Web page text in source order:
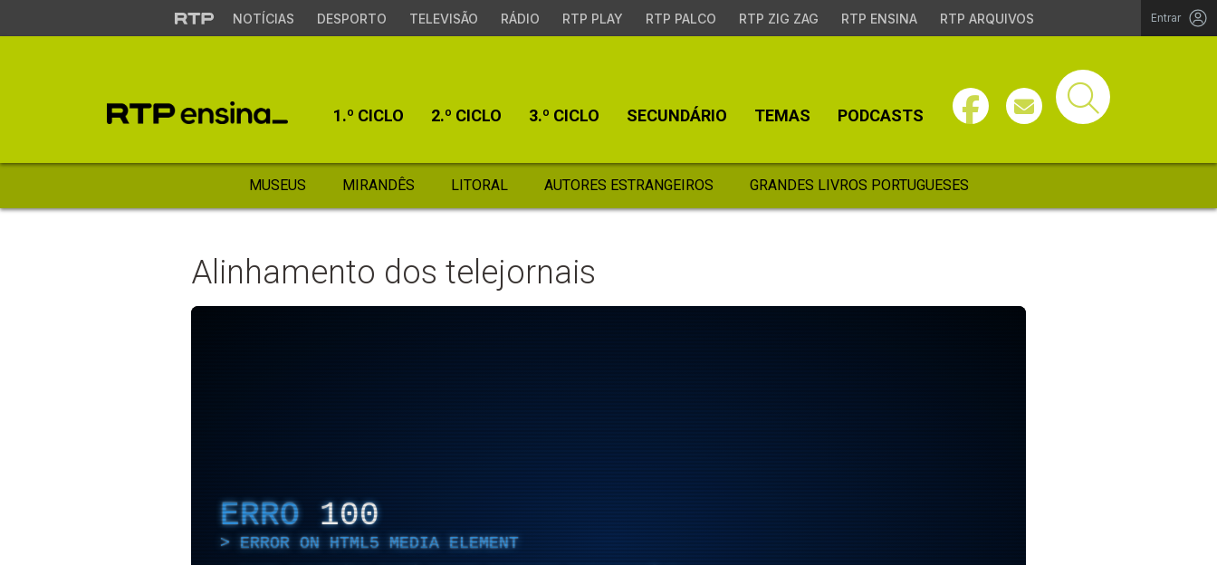
NOTÍCIAS DESPORTO TELEVISÃO RÁDIO RTP PLAY RTP PALCO RTP ZIG ZAG RTP ENSINA RTP ARQUIVOS Entrar
1.º CICLO 2.º CICLO 3.º CICLO SECUNDÁRIO TEMAS PODCASTS
MUSEUS MIRANDÊS LITORAL AUTORES ESTRANGEIROS GRANDES LIVROS PORTUGUESES
Alinhamento dos telejornais
ERRO 100
ERROR ON HTML5 MEDIA ELEMENT